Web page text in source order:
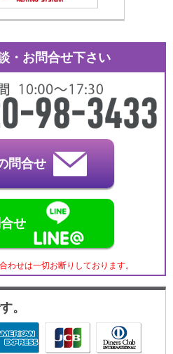
・お問合せ下さい
問合せ
せ
わせは一切お断りしております。
。